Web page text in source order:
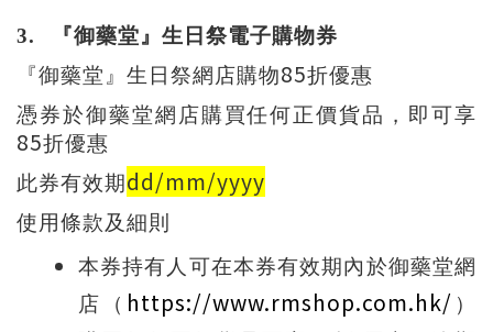
3.
『御藥堂』生日祭電子購物券
『御藥堂』生日祭網店購物85折優惠
憑券於御藥堂網店購買任何正價貨品，即可享
85折優惠
此券有效期dd/mm/yyyy
使用條款及細則
本券持有人可在本券有效期內於御藥堂網
店（ https://www.rmshop.com.hk/ ）